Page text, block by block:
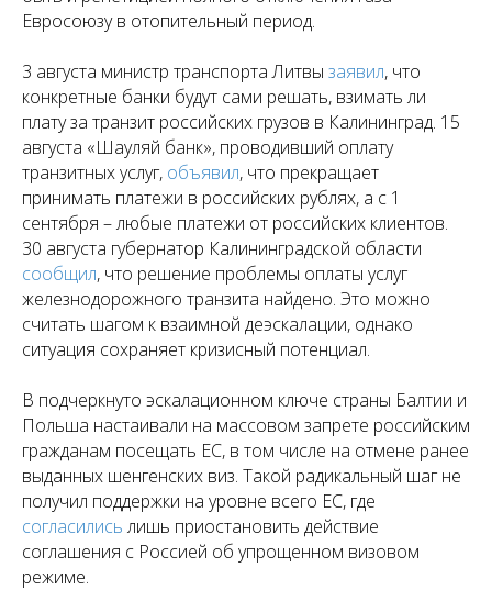
Евросоюзу в отопительный период.
3 августа министр транспорта Литвы заявил, что
конкретные банки будут сами решать, взимать ли
плату за транзит российских грузов в Калининград. 15
августа «Шауляй банк», проводивший оплату
транзитных услуг, объявил, что прекращает
принимать платежи в российских рублях, а с 1
сентября – любые платежи от российских клиентов.
30 августа губернатор Калининградской области
сообщил, что решение проблемы оплаты услуг
железнодорожного транзита найдено. Это можно
считать шагом к взаимной деэскалации, однако
ситуация сохраняет кризисный потенциал.
В подчеркнуто эскалационном ключе страны Балтии и
Польша настаивали на массовом запрете российским
гражданам посещать ЕС, в том числе на отмене ранее
выданных шенгенских виз. Такой радикальный шаг не
получил поддержки на уровне всего ЕС, где
согласились лишь приостановить действие
соглашения с Россией об упрощенном визовом
режиме.